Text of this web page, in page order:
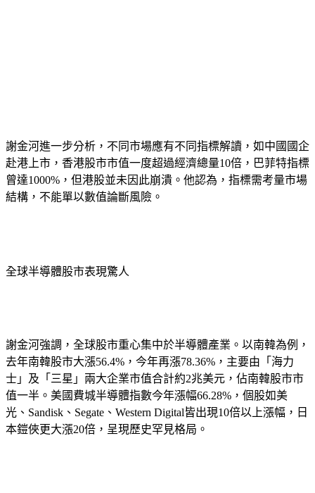
赴港上市，香港股市市值一度超過經濟總量10倍，巴菲特指標
曾達1000%，但港股並未因此崩潰。他認為，指標需考量市場
結構，不能單以數值論斷風險。
去年南韓股市大漲56.4%，今年再漲78.36%，主要由「海力
士」及「三星」兩大企業市值合計約2兆美元，佔南韓股市市
值一半。美國費城半導體指數今年漲幅66.28%，個股如美
光、Sandisk、Segate、Western Digital皆出現10倍以上漲幅，日
本鎧俠更大漲20倍，呈現歷史罕見格局。